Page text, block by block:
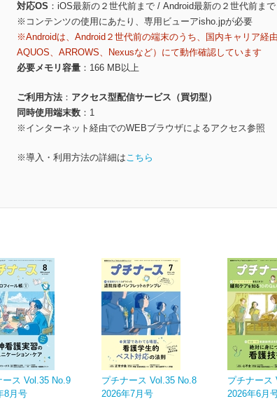
対応OS
iOS最新の２世代前まで / Android最新の２世代前まで
※コンテンツの使用にあたり、専用ビューアisho.jpが必要
※Androidは、Android２世代前の端末のうち、国内キャリア経
AQUOS、ARROWS、Nexusなど）にて動作確認しています
必要メモリ容量
166 MB以上
ご利用方法
アクセス型配信サービス（買切型）
同時使用端末数
1
※インターネット経由でのWEBブラウザによるアクセス参照
※導入・利用方法の詳細はこちら
ース Vol.35 No.9
8月号
プチナース Vol.35 No.8
2026年7月号
プチナース
2026年6月